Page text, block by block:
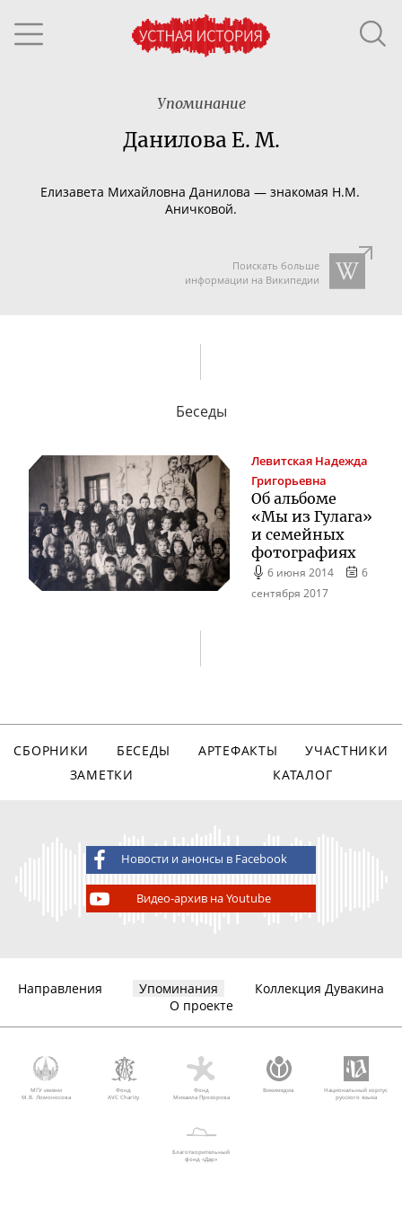
Упоминание
Данилова Е. М.
Елизавета Михайловна Данилова — знакомая Н.М.
Аничковой.
Поискать больше
информации на Википедии
Беседы
Левитская Надежда
Григорьевна
Об альбоме
«Мы из Гулага»
и семейных
фотографиях
6 июня 2014
6
сентября 2017
СБОРНИКИ БЕСЕДЫ АРТЕФАКТЫ
УЧАСТНИКИ
ЗАМЕТКИ
КАТАЛОГ
Новости и анонсы в Facebook
Видео-архив на Youtube
Направления Упоминания
Коллекция Дувакина
О проекте
МГУ имени
М.В. Ломоносова
Фонд
AVC Charity
Фонд
Михаила Прохорова
Викимедиа
Национальный корпус
русского языка
Благотворительный
фонд «Дар»